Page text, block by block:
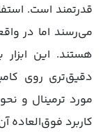
قدرتمند است.
می‌رسند اما در
هستند. این
دقیق‌تری روی
مورد ترمینال و
کاربرد فوق‌العاده